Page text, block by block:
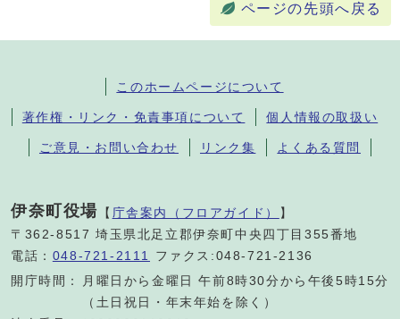
ページの先頭へ戻る
このホームページについて
著作権・リンク・免責事項について 個人情報の取扱い
ご意見・お問い合わせ リンク集 よくある質問
伊奈町役場 【 庁舎案内（フロアガイド） 】
〒362-8517 埼玉県北足立郡伊奈町中央四丁目355番地
電話： 048-721-2111
ファクス:048-721-2136
開庁時間：
月曜日から金曜日 午前8時30分から午後5時15分
（土日祝日・年末年始を除く）